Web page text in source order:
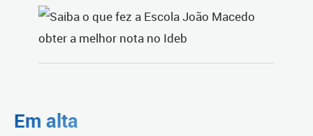
Em alta